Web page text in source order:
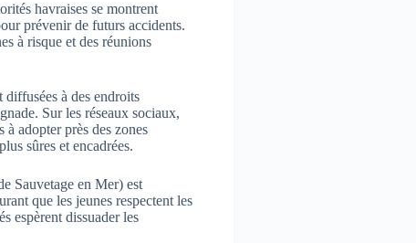
havraises se montrent
prévenir de futurs accidents.
à risque et des réunions
à des endroits
Sur les réseaux sociaux,
à adopter près des zones
sûres et encadrées.
Sauvetage en Mer) est
que les jeunes respectent les
espèrent dissuader les